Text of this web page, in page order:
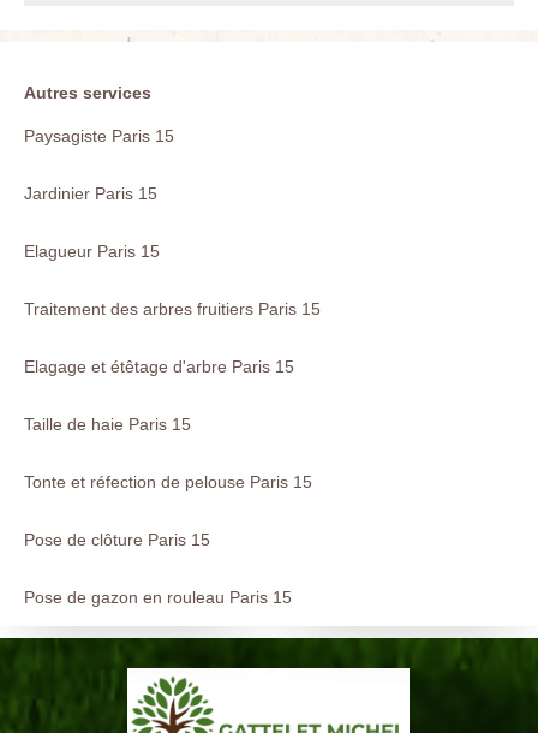
Autres services
Paysagiste Paris 15
Jardinier Paris 15
Elagueur Paris 15
Traitement des arbres fruitiers Paris 15
Elagage et étêtage d'arbre Paris 15
Taille de haie Paris 15
Tonte et réfection de pelouse Paris 15
Pose de clôture Paris 15
Pose de gazon en rouleau Paris 15